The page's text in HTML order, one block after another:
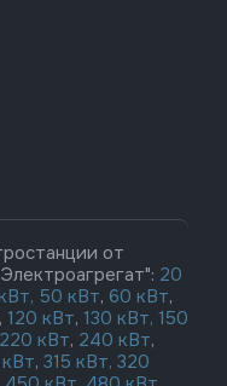
от
20
50 кВт, 60 кВт,
, 120 кВт, 130 кВт, 150
220 кВт, 240 кВт,
, 315 кВт, 320